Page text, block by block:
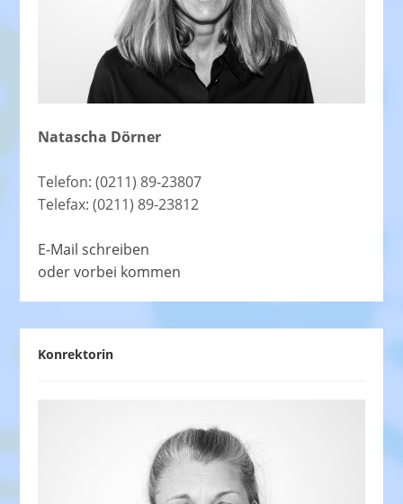
Natascha Dörner
Telefon: (0211) 89-23807
Telefax: (0211) 89-23812
E-Mail schreiben
oder vorbei kommen
Konrektorin